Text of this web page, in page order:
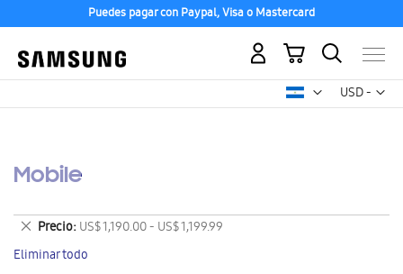
Puedes pagar con Paypal, Visa o Mastercard
USD -
dólar
Mi carrito
Mobile
Precio US$ 1,190.00 - US$ 1,199.99
Eliminar
este
artículo
Eliminar todo